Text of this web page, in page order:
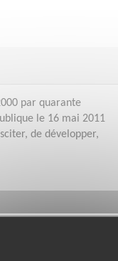
par quarante
le 16 mai 2011
de développer,